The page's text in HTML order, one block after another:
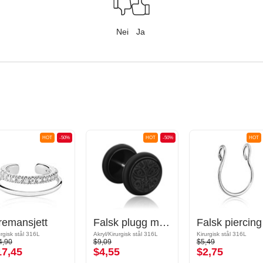
Nei Ja
-50%
HOT
stål 316L
-50%
HOT
Falsk plugg med laserdesign
Akryl/Kirurgisk stål 316L
$9,09
$4,55
HOT
Kirurgisk stål 316L
$5,49
$2,75